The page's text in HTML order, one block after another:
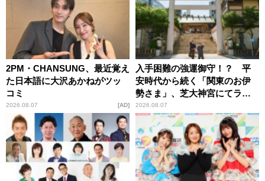
2PM・CHANSUNG、最近覚え
た日本語に大沢あかねがツッ
コミ
2026.08.07 AD
入手困難の強運御守！？ 平
安時代から続く「関東のお伊
勢さま」、芝大神宮にてラン
パンプスが合格祈願！
2026.08.07